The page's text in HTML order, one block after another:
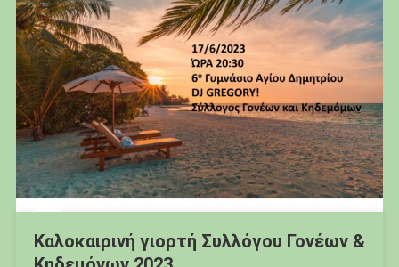
Καλοκαιρινή γιορτή Συλλόγου Γονέων &